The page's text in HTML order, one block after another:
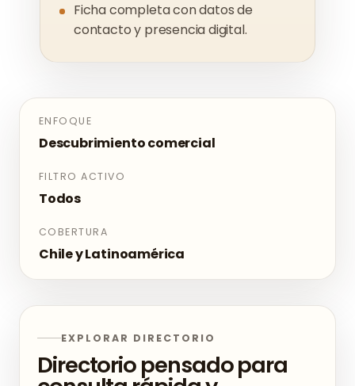
Ficha completa con datos de
contacto y presencia digital.
ENFOQUE
Descubrimiento comercial
FILTRO ACTIVO
Todos
COBERTURA
Chile y Latinoamérica
EXPLORAR DIRECTORIO
Directorio pensado para